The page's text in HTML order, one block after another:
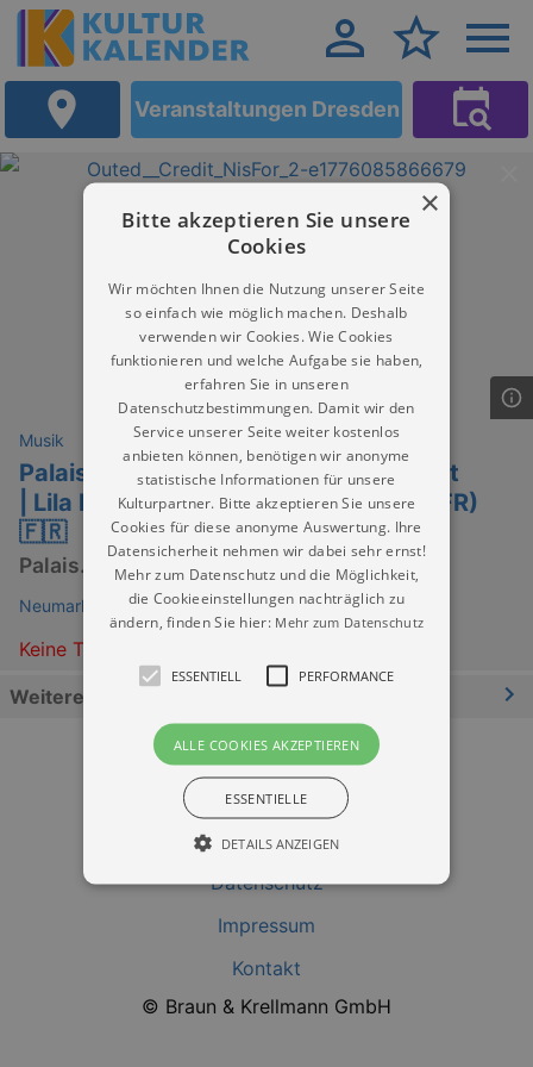
Veranstaltungen Dresden
Musik
Palais.Horizonte | Französische Nacht
| Lila Despoix Trio (FR/DE) | OUTED (FR)
🇫🇷
Palais.Horizonte
Neumarkt Dresden
Keine Termine
Weitere Informationen
Datenschutz
Impressum
Kontakt
© Braun & Krellmann GmbH
×
Bitte akzeptieren Sie unsere
Cookies
Wir möchten Ihnen die Nutzung unserer Seite
so einfach wie möglich machen. Deshalb
verwenden wir Cookies. Wie Cookies
funktionieren und welche Aufgabe sie haben,
erfahren Sie in unseren
Datenschutzbestimmungen. Damit wir den
Service unserer Seite weiter kostenlos
anbieten können, benötigen wir anonyme
statistische Informationen für unsere
Kulturpartner. Bitte akzeptieren Sie unsere
Cookies für diese anonyme Auswertung. Ihre
Datensicherheit nehmen wir dabei sehr ernst!
Mehr zum Datenschutz und die Möglichkeit,
die Cookieeinstellungen nachträglich zu
ändern, finden Sie hier: Mehr zum Datenschutz
ESSENTIELL PERFORMANCE
ALLE COOKIES AKZEPTIEREN
ESSENTIELLE
DETAILS ANZEIGEN
Essentiell Performance
Essentielle Cookies werden für die
grundlegenden Funktionen unserer Webseite
gebraucht. Zum Beispiel für das Login in Ihren